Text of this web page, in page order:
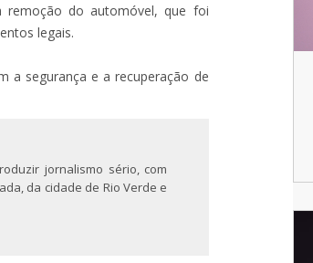
remoção do automóvel, que foi
legais.
a segurança e a recuperação de
jornalismo sério, com
da cidade de Rio Verde e